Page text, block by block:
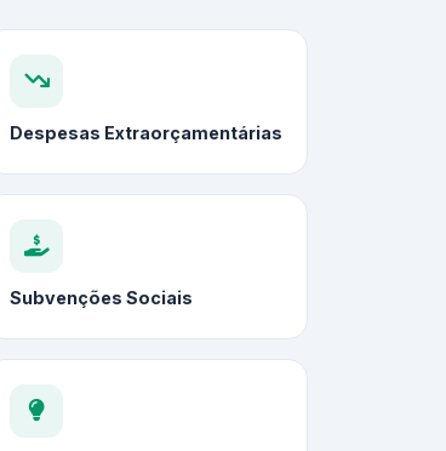
Despesas Extraorçamentárias
Subvenções Sociais